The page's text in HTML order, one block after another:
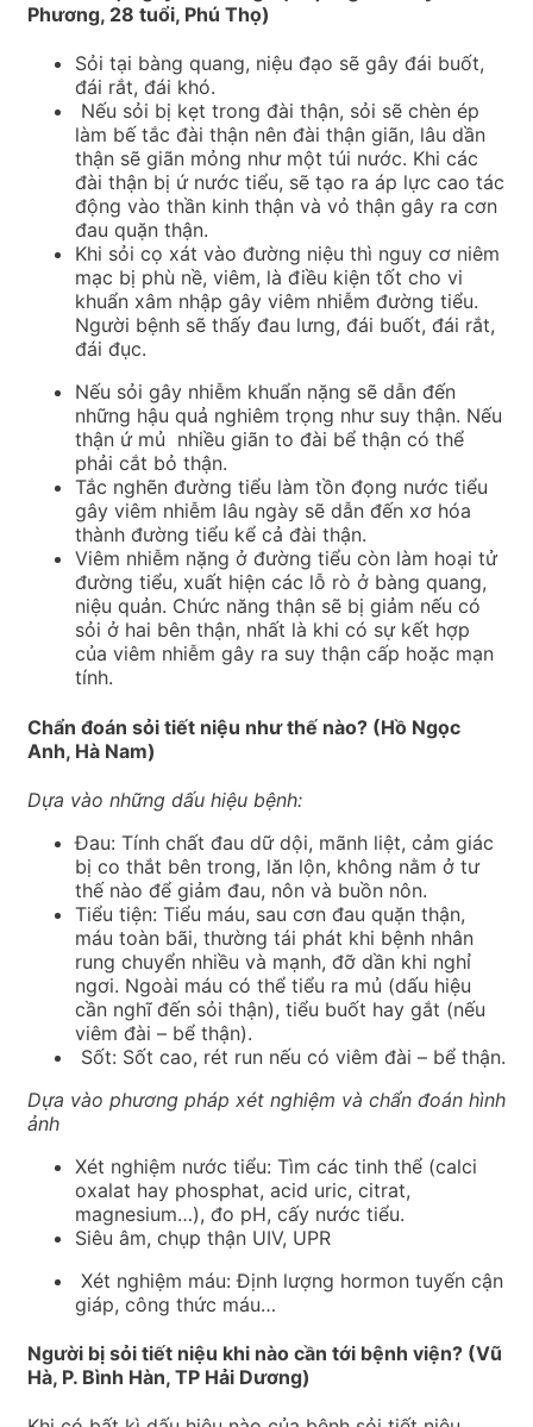
Phương, 28 tuổi, Phú Thọ)
Sỏi tại bàng quang, niệu đạo sẽ gây đái buốt,
đái rắt, đái khó.
Nếu sỏi bị kẹt trong đài thận, sỏi sẽ chèn ép
làm bế tắc đài thận nên đài thận giãn, lâu dần
thận sẽ giãn mỏng như một túi nước. Khi các
đài thận bị ứ nước tiểu, sẽ tạo ra áp lực cao tác
động vào thần kinh thận và vỏ thận gây ra cơn
đau quặn thận.
Khi sỏi cọ xát vào đường niệu thì nguy cơ niêm
mạc bị phù nề, viêm, là điều kiện tốt cho vi
khuẩn xâm nhập gây viêm nhiễm đường tiểu.
Người bệnh sẽ thấy đau lưng, đái buốt, đái rắt,
đái đục.
Nếu sỏi gây nhiễm khuẩn nặng sẽ dẫn đến
những hậu quả nghiêm trọng như suy thận. Nếu
thận ứ mủ nhiều giãn to đài bể thận có thể
phải cắt bỏ thận.
Tắc nghẽn đường tiểu làm tồn đọng nước tiểu
gây viêm nhiễm lâu ngày sẽ dẫn đến xơ hóa
thành đường tiểu kể cả đài thận.
Viêm nhiễm nặng ở đường tiểu còn làm hoại tử
đường tiểu, xuất hiện các lỗ rò ở bàng quang,
niệu quản. Chức năng thận sẽ bị giảm nếu có
sỏi ở hai bên thận, nhất là khi có sự kết hợp
của viêm nhiễm gây ra suy thận cấp hoặc mạn
tính.
Chẩn đoán sỏi tiết niệu như thế nào? (Hồ Ngọc
Anh, Hà Nam)
Dựa vào những dấu hiệu bệnh:
Đau: Tính chất đau dữ dội, mãnh liệt, cảm giác
bị co thắt bên trong, lăn lộn, không nằm ở tư
thế nào để giảm đau, nôn và buồn nôn.
Tiểu tiện: Tiểu máu, sau cơn đau quặn thận,
máu toàn bãi, thường tái phát khi bệnh nhân
rung chuyển nhiều và mạnh, đỡ dần khi nghỉ
ngơi. Ngoài máu có thể tiểu ra mủ (dấu hiệu
cần nghĩ đến sỏi thận), tiểu buốt hay gắt (nếu
viêm đài – bể thận).
Sốt: Sốt cao, rét run nếu có viêm đài – bể thận.
Dựa vào phương pháp xét nghiệm và chẩn đoán hình
ảnh
Xét nghiệm nước tiểu: Tìm các tinh thể (calci
oxalat hay phosphat, acid uric, citrat,
magnesium…), đo pH, cấy nước tiểu.
Siêu âm, chụp thận UIV, UPR
Xét nghiệm máu: Định lượng hormon tuyến cận
giáp, công thức máu…
Người bị sỏi tiết niệu khi nào cần tới bệnh viện? (Vũ
Hà, P. Bình Hàn, TP Hải Dương)